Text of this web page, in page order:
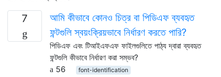
7
আমি কীভাবে কোনও চিত্র বা পিডিএফ ব্যবহৃত
ফন্টগুলি স্বয়ংক্রিয়ভাবে নির্ধারণ করতে পারি?
পিডিএফ এবং টিআইএফএফ ফাইলগুলিতে পাঠ্য দ্বারা ব্যবহৃত
ফন্টগুলি কীভাবে নির্ধারণ করা সম্ভব?
56
font-identification